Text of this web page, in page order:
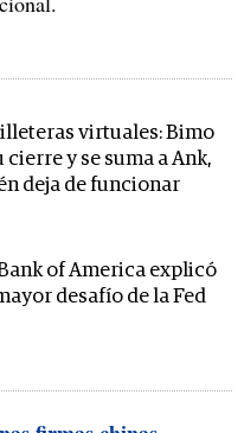
virtuales: Bimo
cierre y se suma a Ank,
deja de funcionar
of America explicó
desafío de la Fed